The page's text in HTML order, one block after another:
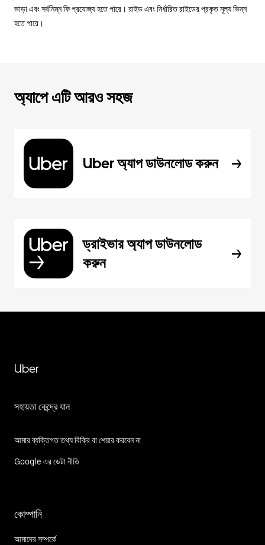
ভাড়া এবং সর্বনিম্ন ফি প্রযোজ্য হতে পারে। রাইড এবং নির্ধারিত রাইডের প্রকৃত মূল্য ভিন্ন
হতে পারে।
অ্যাপে এটি আরও সহজ
Uber অ্যাপ ডাউনলোড করুন
ড্রাইভার অ্যাপ ডাউনলোড
করুন
Uber
সহায়তা কেন্দ্রে যান
আমার ব্যক্তিগত তথ্য বিক্রি বা শেয়ার করবেন না
Google এর ডেটা নীতি
কোম্পানি
আমাদের সম্পর্কে